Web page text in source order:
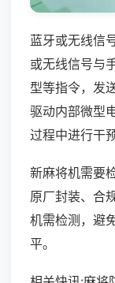
蓝牙或无线信
或无线信号与
型等指令，发
驱动内部微型
过程中进行干
新麻将机需要
原厂封装、合
机需检测，避
平。